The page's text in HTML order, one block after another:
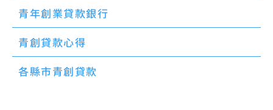
青年創業貸款銀行
青創貸款心得
各縣市青創貸款